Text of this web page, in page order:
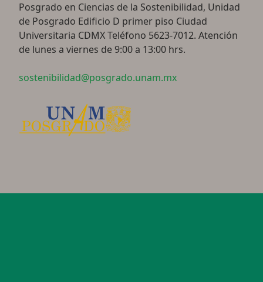
Posgrado en Ciencias de la Sostenibilidad, Unidad
de Posgrado Edificio D primer piso Ciudad
Universitaria CDMX Teléfono 5623-7012. Atención
de lunes a viernes de 9:00 a 13:00 hrs.
sostenibilidad@posgrado.unam.mx